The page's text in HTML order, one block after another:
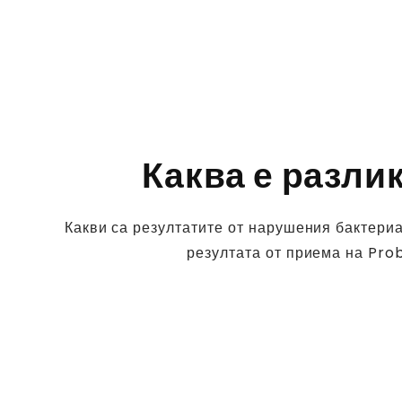
Каква е
Какви са резултатите от нарушения
резултата от приема на